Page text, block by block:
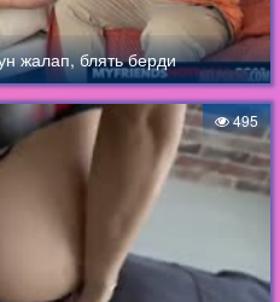
жалап, блять берди
495